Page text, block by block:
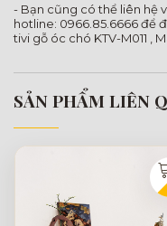
- Bạn cũng có thể liên hệ
hotline: 0966.85.6666 để
tivi gỗ óc chó KTV-M011 ,
SẢN PHẨM LIÊN